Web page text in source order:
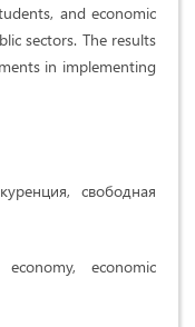
and economic
sectors. The results
in implementing
свободная
economic